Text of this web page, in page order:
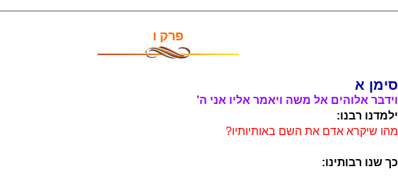
פרק ו
סימן א
וידבר אלוהים אל משה ויאמר אליו אני ה'
ילמדנו רבנו:
מהו שיקרא אדם את השם באותיותיו?
כך שנו רבותינו: